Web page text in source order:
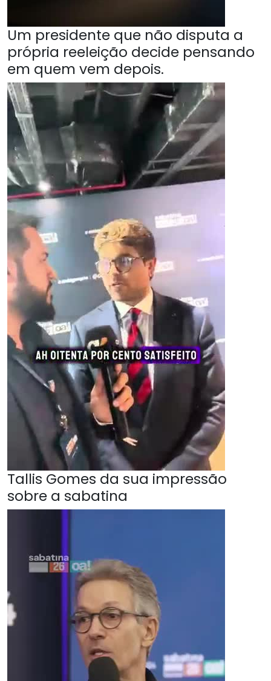
Um presidente que não disputa a
própria reeleição decide pensando
em quem vem depois.
Tallis Gomes da sua impressão
sobre a sabatina